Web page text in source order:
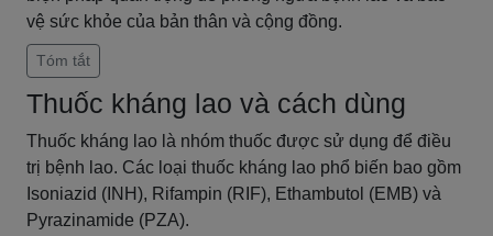
vệ sức khỏe của bản thân và cộng đồng.
Tóm tắt
Thuốc kháng lao và cách dùng
Thuốc kháng lao là nhóm thuốc được sử dụng để điều
trị bệnh lao. Các loại thuốc kháng lao phổ biến bao gồm
Isoniazid (INH), Rifampin (RIF), Ethambutol (EMB) và
Pyrazinamide (PZA).